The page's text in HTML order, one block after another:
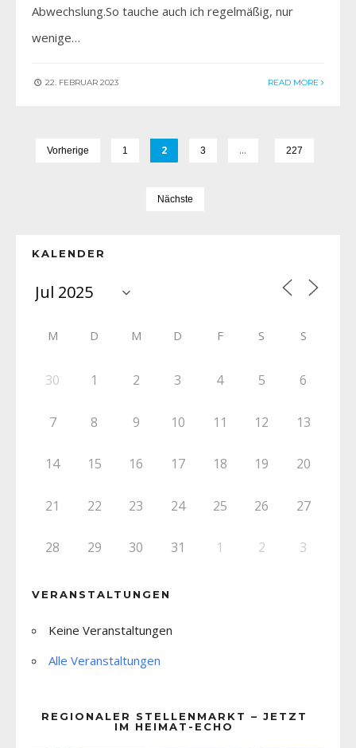
Abwechslung.So tauche auch ich regelmäßig, nur
wenige…
22. FEBRUAR 2023 READ MORE
Vorherige 1 2 3 … 227
Nächste
KALENDER
M D M D F S S
30 1 2 3 4 5 6
7 8 9 10 11 12 13
14 15 16 17 18 19 20
21 22 23 24 25 26 27
28 29 30 31 1 2 3
VERANSTALTUNGEN
Keine Veranstaltungen
Alle Veranstaltungen
REGIONALER STELLENMARKT – JETZT
IM HEIMAT-ECHO